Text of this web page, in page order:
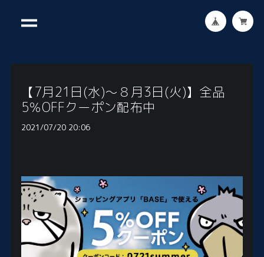
【7月21日(水)〜８月3日(火)】全品
5％OFFクーポン配布中
2021/07/20 20:06